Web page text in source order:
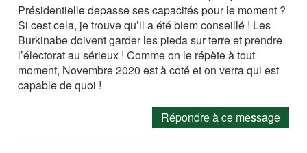
Présidentielle depasse ses capacités pour le moment ?
Si cest cela, je trouve qu’il a été biem conseillé ! Les
Burkinabe doivent garder les pieda sur terre et prendre
l’électorat au sérieux ! Comme on le répète à tout
moment, Novembre 2020 est à coté et on verra qui est
capable de quoi !
Répondre à ce message